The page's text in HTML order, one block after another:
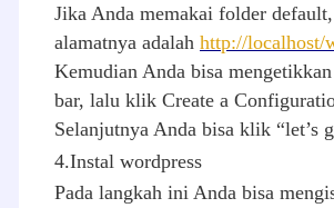
Jika Anda memakai folder
alamatnya adalah http://localhost/
Kemudian Anda bisa
bar, lalu klik Create a
Selanjutnya Anda bisa klik “let’s
4.Instal wordpress
Pada langkah ini Anda bisa